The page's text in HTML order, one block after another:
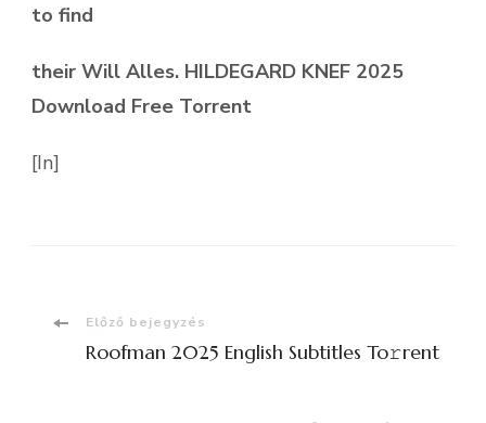
to find
their Will Alles. HILDEGARD KNEF 2025
Download Free Torrent
[In]
Bejegyzések
Előző bejegyzés
Roofman 2025 English Subtitles To𝚛rent